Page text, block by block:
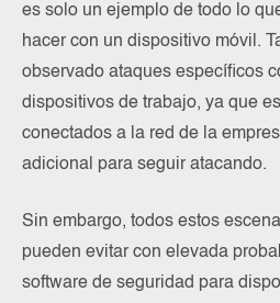
es solo un ejemplo de todo lo
hacer con un dispositivo móvil.
observado ataques específicos
dispositivos de trabajo, ya que
conectados a la red de la
adicional para seguir atacando.
Sin embargo, todos estos
pueden evitar con elevada
software de seguridad para